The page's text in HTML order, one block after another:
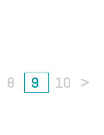
8 9 10 >